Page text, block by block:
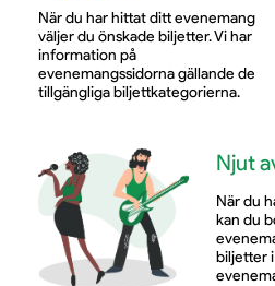
När du har hittat ditt evenemang
väljer du önskade biljetter. Vi har
information på
evenemangssidorna gällande de
tillgängliga biljettkategorierna.
Njut
När du
kan du
biljetter